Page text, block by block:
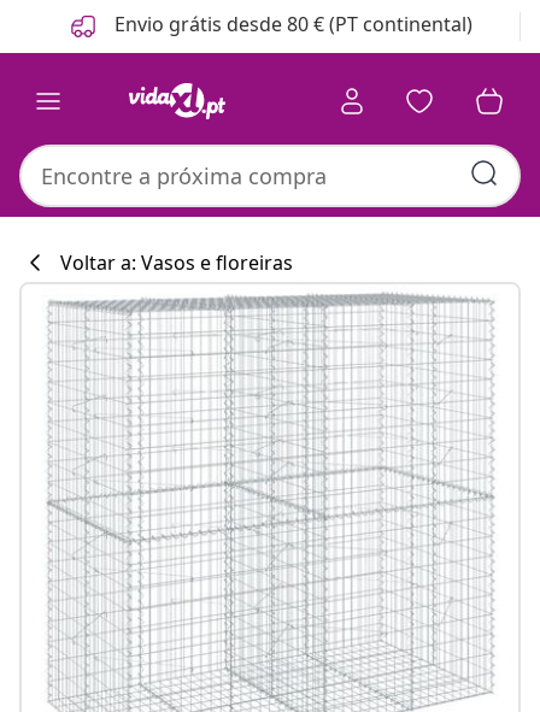
Anterior
Seguinte Envio grátis desde 80 € (PT continental)
Voltar a: Vasos e floreiras